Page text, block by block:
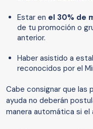
Estar en el 30% de
de tu promoción o
anterior.
Haber asistido a
reconocidos por el
Cabe consignar que las
ayuda no deberán
manera automática si el